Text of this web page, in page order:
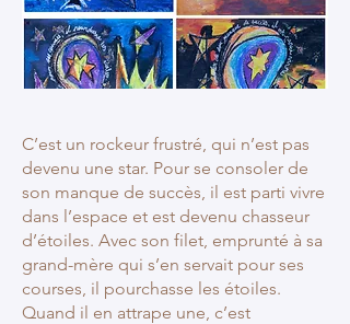
C’est un rockeur frustré, qui n’est pas
devenu une star. Pour se consoler de
son manque de succès, il est parti vivre
dans l’espace et est devenu chasseur
d’étoiles. Avec son filet, emprunté à sa
grand-mère qui s’en servait pour ses
courses, il pourchasse les étoiles.
Quand il en attrape une, c’est